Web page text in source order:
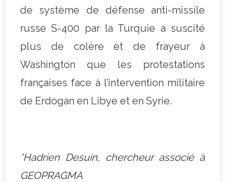
de système de défense anti-missile
russe S-400 par la Turquie a suscité
plus de colère et de frayeur à
Washington que les protestations
françaises face à l’intervention militaire
de Erdogan en Libye et en Syrie.
*Hadrien Desuin, chercheur associé à
GEOPRAGMA